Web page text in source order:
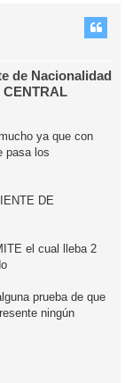
de Nacionalidad
ya que con
pasa los
DE
el cual lleba 2
prueba de que
ningún